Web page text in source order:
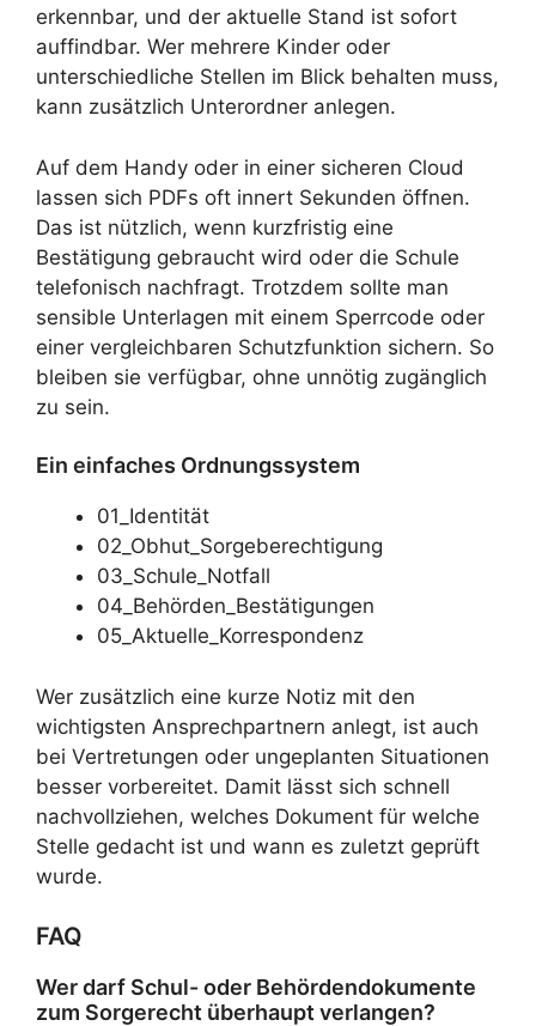
erkennbar, und der aktuelle Stand ist sofort
auffindbar. Wer mehrere Kinder oder
unterschiedliche Stellen im Blick behalten muss,
kann zusätzlich Unterordner anlegen.
Auf dem Handy oder in einer sicheren Cloud
lassen sich PDFs oft innert Sekunden öffnen.
Das ist nützlich, wenn kurzfristig eine
Bestätigung gebraucht wird oder die Schule
telefonisch nachfragt. Trotzdem sollte man
sensible Unterlagen mit einem Sperrcode oder
einer vergleichbaren Schutzfunktion sichern. So
bleiben sie verfügbar, ohne unnötig zugänglich
zu sein.
Ein einfaches Ordnungssystem
01_Identität
02_Obhut_Sorgeberechtigung
03_Schule_Notfall
04_Behörden_Bestätigungen
05_Aktuelle_Korrespondenz
Wer zusätzlich eine kurze Notiz mit den
wichtigsten Ansprechpartnern anlegt, ist auch
bei Vertretungen oder ungeplanten Situationen
besser vorbereitet. Damit lässt sich schnell
nachvollziehen, welches Dokument für welche
Stelle gedacht ist und wann es zuletzt geprüft
wurde.
FAQ
Wer darf Schul- oder Behördendokumente
zum Sorgerecht überhaupt verlangen?